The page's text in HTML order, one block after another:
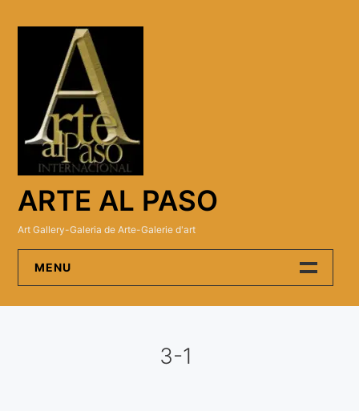
ARTE AL PASO
Art Gallery-Galeria de Arte-Galerie d'art
MENU
3-1